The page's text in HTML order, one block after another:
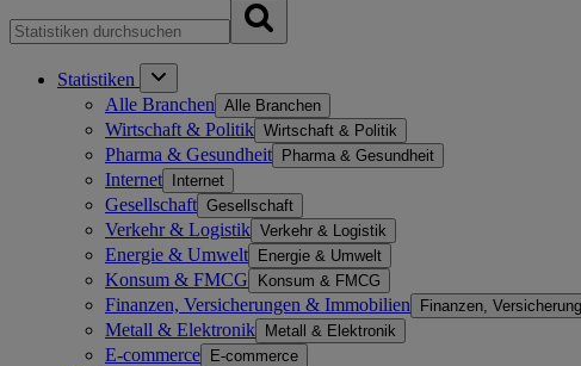
Statistiken
Alle Branchen Alle Branchen
Wirtschaft & Politik Wirtschaft & Politik
Pharma & Gesundheit Pharma & Gesundheit
Internet Internet
Gesellschaft Gesellschaft
Verkehr & Logistik Verkehr & Logistik
Energie & Umwelt Energie & Umwelt
Konsum & FMCG Konsum & FMCG
Finanzen, Versicherungen & Immobilien Finanzen,
Metall & Elektronik Metall & Elektronik
E-commerce E-commerce